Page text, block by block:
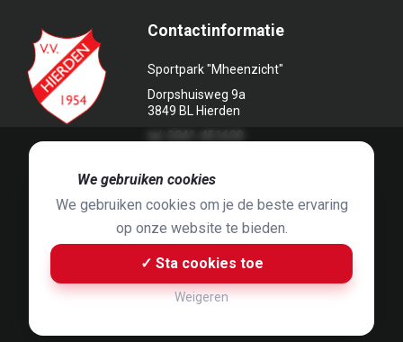
Contactinformatie
Sportpark "Mheenzicht"
Dorpshuisweg 9a
3849 BL Hierden
Jaap Hop & ontwerpen door
Built byBluey B.V.& Jelle de Haan
We gebruiken cookies
We gebruiken cookies om je de beste ervaring
op onze website te bieden.
✓ Sta cookies toe
Weigeren